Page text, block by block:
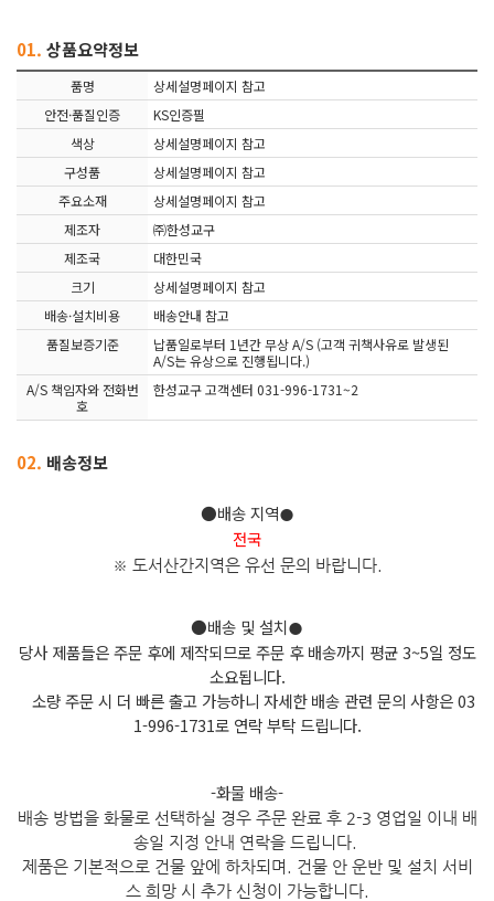
01. 상품요약정보
품명
상세설명페이지 참고
안전·품질인증
KS인증필
색상
상세설명페이지 참고
구성품
상세설명페이지 참고
주요소재
상세설명페이지 참고
제조자
㈜한성교구
제조국
대한민국
크기
상세설명페이지 참고
배송·설치비용
배송안내 참고
품질보증기준
납품일로부터 1년간 무상 A/S (고객 귀책사유로 발생된
A/S는 유상으로 진행됩니다.)
A/S 책임자와 전화번
호
한성교구 고객센터 031-996-1731~2
02. 배송정보
●배송 지역●
전국
※ 도서산간지역은 유선 문의 바랍니다.
●배송 및 설치●
당사 제품들은 주문 후에 제작되므로 주문 후 배송까지 평균 3~5일 정도
소요됩니다.
소량 주문 시 더 빠른 출고 가능하니 자세한 배송 관련 문의 사항은 03
1-996-1731로 연락 부탁 드립니다.
-화물 배송-
배송 방법을 화물로 선택하실 경우 주문 완료 후 2-3 영업일 이내 배
송일 지정 안내 연락을 드립니다.
제품은 기본적으로 건물 앞에 하차되며. 건물 안 운반 및 설치 서비
스 희망 시 추가 신청이 가능합니다.